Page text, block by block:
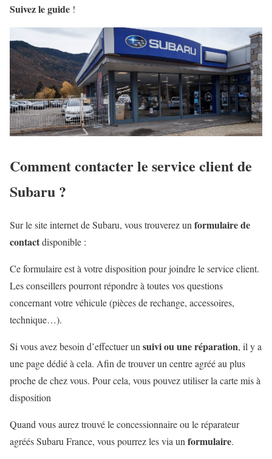
Suivez le guide !
Comment contacter le service client de
Subaru ?
Sur le site internet de Subaru, vous trouverez un formulaire de
contactdisponible :
Ce formulaire est à votre disposition pour joindre le service client.
Les conseillers pourront répondre à toutes vos questions
concernant votre véhicule (pièces de rechange, accessoires,
technique…).
Si vous avez besoin d’effectuer un suivi ou une réparation, il y a
une page dédié à cela. Afin de trouver un centre agréé au plus
proche de chez vous. Pour cela, vous pouvez utiliser la carte mis à
disposition
Quand vous aurez trouvé le concessionnaire ou le réparateur
agréés Subaru France, vous pourrez les via un formulaire.